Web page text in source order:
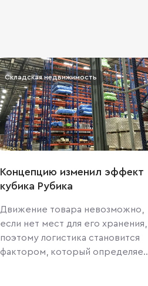
Складская недвижимость
Концепцию изменил эффект
кубика Рубика
Движение товара невозможно,
если нет мест для его хранения,
поэтому логистика становится
фактором, который определяет